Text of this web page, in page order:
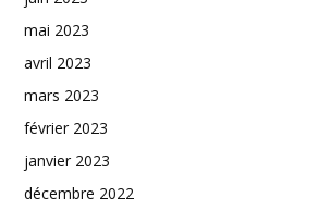
mai 2023
avril 2023
mars 2023
février 2023
janvier 2023
décembre 2022